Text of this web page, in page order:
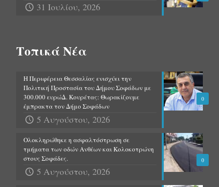
31 Ιουλίου, 2026
Τοπικά Νέα
0
Η Περιφέρεια Θεσσαλίας ενισχύει την
Πολιτική Προστασία του Δήμου Σοφάδων με
300.000 ευρώΔ. Κουρέτας: Θωρακίζουμε
έμπρακτα τον Δήμο Σοφάδων
5 Αυγούστου, 2026
0
Ολοκληρώθηκε η ασφαλτόστρωση σε
τμήματα των οδών Ανθέων και Κολοκοτρώνη
στους Σοφάδες.
5 Αυγούστου, 2026